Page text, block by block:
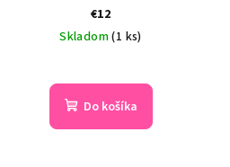
€12
Skladom(1 ks)
Do košíka